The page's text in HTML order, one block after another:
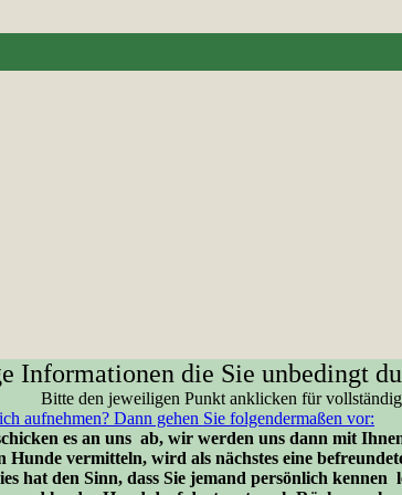
Informationen die Sie unbedingt
Bitte den jeweiligen Punkt anklicken für
aufnehmen? Dann gehen Sie folgendermaßen vor:
es an uns ab, wir werden uns dann mit
vermitteln, wird als nächstes eine
hat den Sinn, dass Sie jemand persönlich